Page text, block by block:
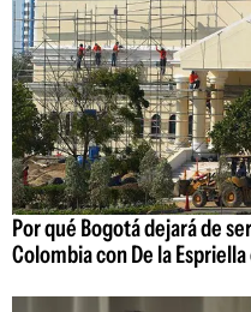
Por qué Bogotá dejará de
Colombia con De la